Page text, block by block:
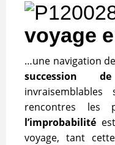
voyage
…une navigation
succession
rencontres les
l’improbabilité
voyage, tant